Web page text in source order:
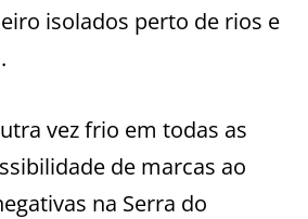
isolados perto de rios e
vez frio em todas as
de marcas ao
na Serra do